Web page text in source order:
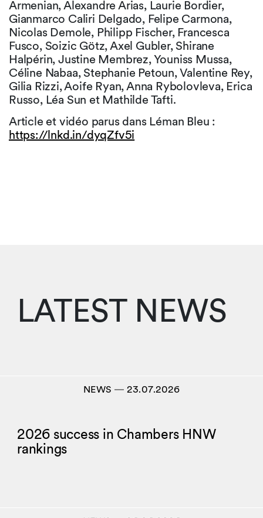
Armenian, Alexandre Arias, Laurie Bordier,
Gianmarco Caliri Delgado, Felipe Carmona,
Nicolas Demole, Philipp Fischer, Francesca
Fusco, Soizic Götz, Axel Gubler, Shirane
Halpérin, Justine Membrez, Youniss Mussa,
Céline Nabaa, Stephanie Petoun, Valentine Rey,
Gilia Rizzi, Aoife Ryan, Anna Rybolovleva, Erica
Russo, Léa Sun et Mathilde Tafti.
Article et vidéo parus dans Léman Bleu :
https://lnkd.in/dyqZfv5i
LATEST NEWS
NEWS― 23.07.2026
2026 success in Chambers HNW
rankings